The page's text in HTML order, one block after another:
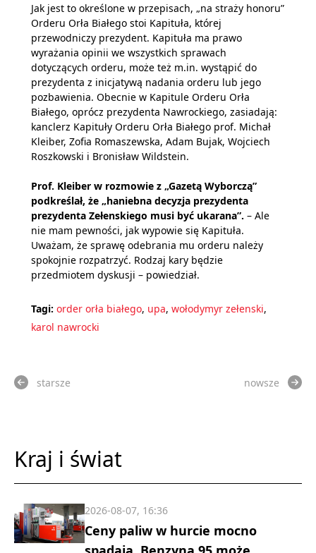
Jak jest to określone w przepisach, „na straży honoru”
Orderu Orła Białego stoi Kapituła, której
przewodniczy prezydent. Kapituła ma prawo
wyrażania opinii we wszystkich sprawach
dotyczących orderu, może też m.in. wystąpić do
prezydenta z inicjatywą nadania orderu lub jego
pozbawienia. Obecnie w Kapitule Orderu Orła
Białego, oprócz prezydenta Nawrockiego, zasiadają:
kanclerz Kapituły Orderu Orła Białego prof. Michał
Kleiber, Zofia Romaszewska, Adam Bujak, Wojciech
Roszkowski i Bronisław Wildstein.
Prof. Kleiber w rozmowie z „Gazetą Wyborczą”
podkreślał, że „haniebna decyzja prezydenta
prezydenta Zełenskiego musi być ukarana”. – Ale
nie mam pewności, jak wypowie się Kapituła.
Uważam, że sprawę odebrania mu orderu należy
spokojnie rozpatrzyć. Rodzaj kary będzie
przedmiotem dyskusji – powiedział.
Tagi: order orła białego, upa, wołodymyr zełenski,
karol nawrocki
starsze nowsze
Kraj i świat
Ceny paliw w hurcie mocno
2026-08-07, 16:36